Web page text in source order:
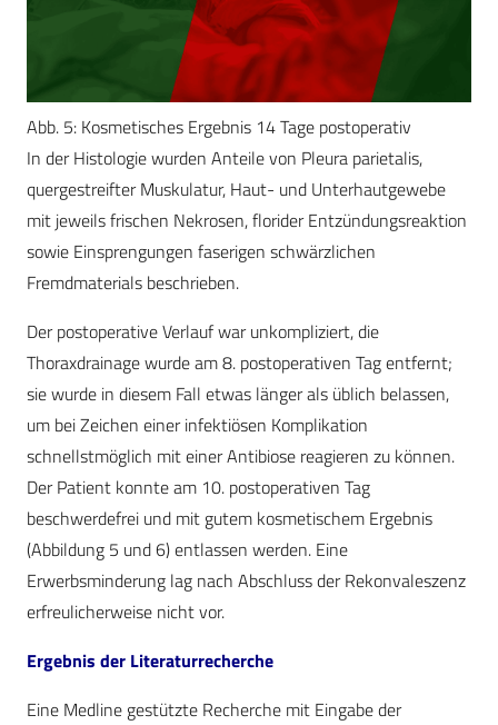
Abb. 5: Kosmetisches Ergebnis 14 Tage postoperativ
In der Histologie wurden Anteile von Pleura parietalis,
quergestreifter Muskulatur, Haut- und Unterhautgewebe
mit jeweils frischen Nekrosen, florider Entzündungsreaktion
sowie Einsprengungen faserigen schwärzlichen
Fremdmaterials beschrieben.
Der postoperative Verlauf war unkompliziert, die
Thoraxdrainage wurde am 8. postoperativen Tag entfernt;
sie wurde in diesem Fall etwas länger als üblich belassen,
um bei Zeichen einer infektiösen Komplikation
schnellstmöglich mit einer Antibiose reagieren zu können.
Der Patient konnte am 10. postoperativen Tag
beschwerdefrei und mit gutem kosmetischem Ergebnis
(Abbildung 5 und 6) entlassen werden. Eine
Erwerbsminderung lag nach Abschluss der Rekonvaleszenz
erfreulicherweise nicht vor.
Ergebnis der Literaturrecherche
Eine Medline gestützte Recherche mit Eingabe der